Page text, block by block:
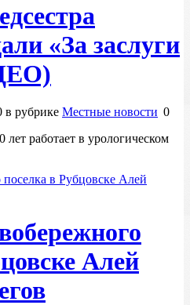
«За заслуги
в рубрике Местные новости 0
работает в урологическом
Алей